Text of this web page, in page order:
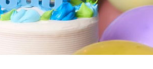
fiscales pourraient néanmoins
à franchir le
défis demeurent concernant
au chargement ainsi que
véhicules et les perceptions parmi